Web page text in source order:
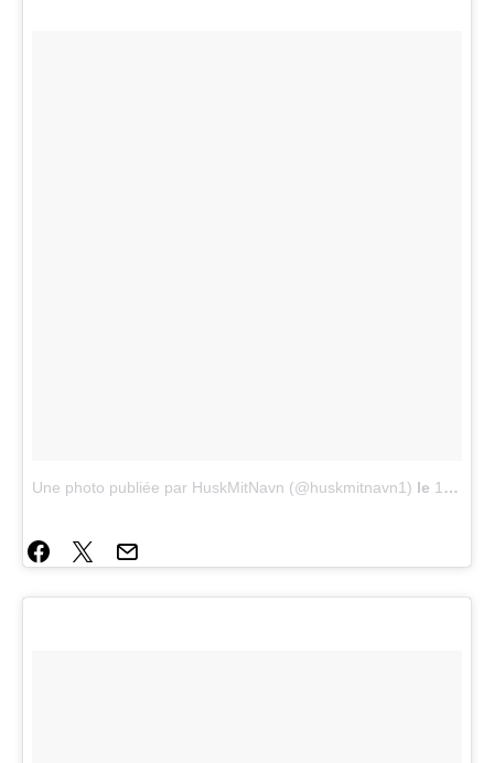
Une photo publiée par HuskMitNavn (@huskmitnavn1) le 17 Juin 2015 à 12h51 PDT